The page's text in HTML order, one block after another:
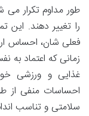
طور مداوم تکرار
را تغییر دهند. این
فعلی شان، احساس
زمانی که اعتماد به
غذایی و ورزشی
احساسات منفی از
سلامتی و تناسب